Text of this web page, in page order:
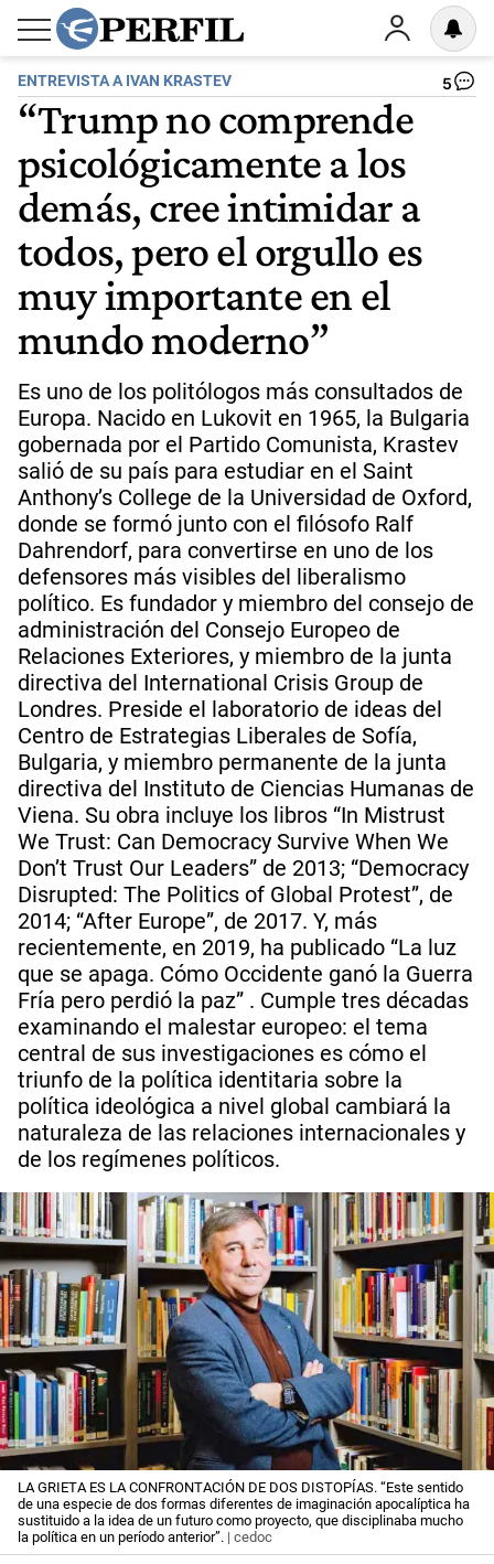
ENTREVISTA A IVAN KRASTEV 5
“Trump no comprende
psicológicamente a los
demás, cree intimidar a
todos, pero el orgullo es
muy importante en el
mundo moderno”
Es uno de los politólogos más consultados de
Europa. Nacido en Lukovit en 1965, la Bulgaria
gobernada por el Partido Comunista, Krastev
salió de su país para estudiar en el Saint
Anthony’s College de la Universidad de Oxford,
donde se formó junto con el filósofo Ralf
Dahrendorf, para convertirse en uno de los
defensores más visibles del liberalismo
político. Es fundador y miembro del consejo de
administración del Consejo Europeo de
Relaciones Exteriores, y miembro de la junta
directiva del International Crisis Group de
Londres. Preside el laboratorio de ideas del
Centro de Estrategias Liberales de Sofía,
Bulgaria, y miembro permanente de la junta
directiva del Instituto de Ciencias Humanas de
Viena. Su obra incluye los libros “In Mistrust
We Trust: Can Democracy Survive When We
Don’t Trust Our Leaders” de 2013; “Democracy
Disrupted: The Politics of Global Protest”, de
2014; “After Europe”, de 2017. Y, más
recientemente, en 2019, ha publicado “La luz
que se apaga. Cómo Occidente ganó la Guerra
Fría pero perdió la paz” . Cumple tres décadas
examinando el malestar europeo: el tema
central de sus investigaciones es cómo el
triunfo de la política identitaria sobre la
política ideológica a nivel global cambiará la
naturaleza de las relaciones internacionales y
de los regímenes políticos.
LA GRIETA ES LA CONFRONTACIÓN DE DOS DISTOPÍAS. “Este sentido
de una especie de dos formas diferentes de imaginación apocalíptica ha
sustituido a la idea de un futuro como proyecto, que disciplinaba mucho
la política en un período anterior”. | cedoc